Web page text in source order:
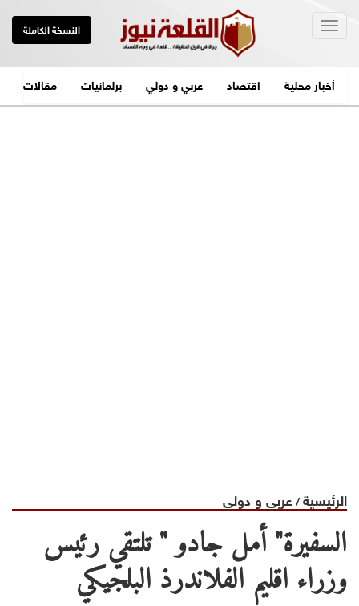
النسخة الكاملة
أخبار محلية اقتصاد عربي و دولي برلمانيات مقالات
الرئيسية/ عربي و دولي
السفيرة" أمل جادو " تلتقي رئيس
وزراء اقليم الفلاندرذ البلجيكي